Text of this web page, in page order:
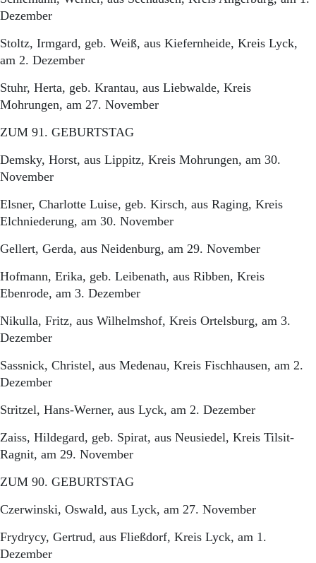
Dezember
Stoltz, Irmgard, geb. Weiß, aus Kiefernheide, Kreis Lyck,
am 2. Dezember
Stuhr, Herta, geb. Krantau, aus Liebwalde, Kreis
Mohrungen, am 27. November
ZUM 91. GEBURTSTAG
Demsky, Horst, aus Lippitz, Kreis Mohrungen, am 30.
November
Elsner, Charlotte Luise, geb. Kirsch, aus Raging, Kreis
Elchniederung, am 30. November
Gellert, Gerda, aus Neidenburg, am 29. November
Hofmann, Erika, geb. Leibenath, aus Ribben, Kreis
Ebenrode, am 3. Dezember
Nikulla, Fritz, aus Wilhelmshof, Kreis Ortelsburg, am 3.
Dezember
Sassnick, Christel, aus Medenau, Kreis Fischhausen, am 2.
Dezember
Stritzel, Hans-Werner, aus Lyck, am 2. Dezember
Zaiss, Hildegard, geb. Spirat, aus Neusiedel, Kreis Tilsit-
Ragnit, am 29. November
ZUM 90. GEBURTSTAG
Czerwinski, Oswald, aus Lyck, am 27. November
Frydrycy, Gertrud, aus Fließdorf, Kreis Lyck, am 1.
Dezember